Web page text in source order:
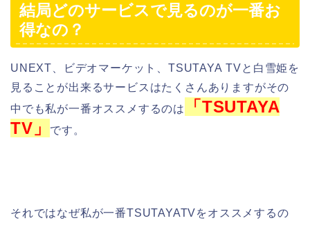
結局どのサービスで見るのが一番お
得なの？
UNEXT、ビデオマーケット、TSUTAYA TVと白雪姫を
見ることが出来るサービスはたくさんありますがその
中でも私が一番オススメするのは
「TSUTAYA
TV」
です。
それではなぜ私が一番TSUTAYATVをオススメするの